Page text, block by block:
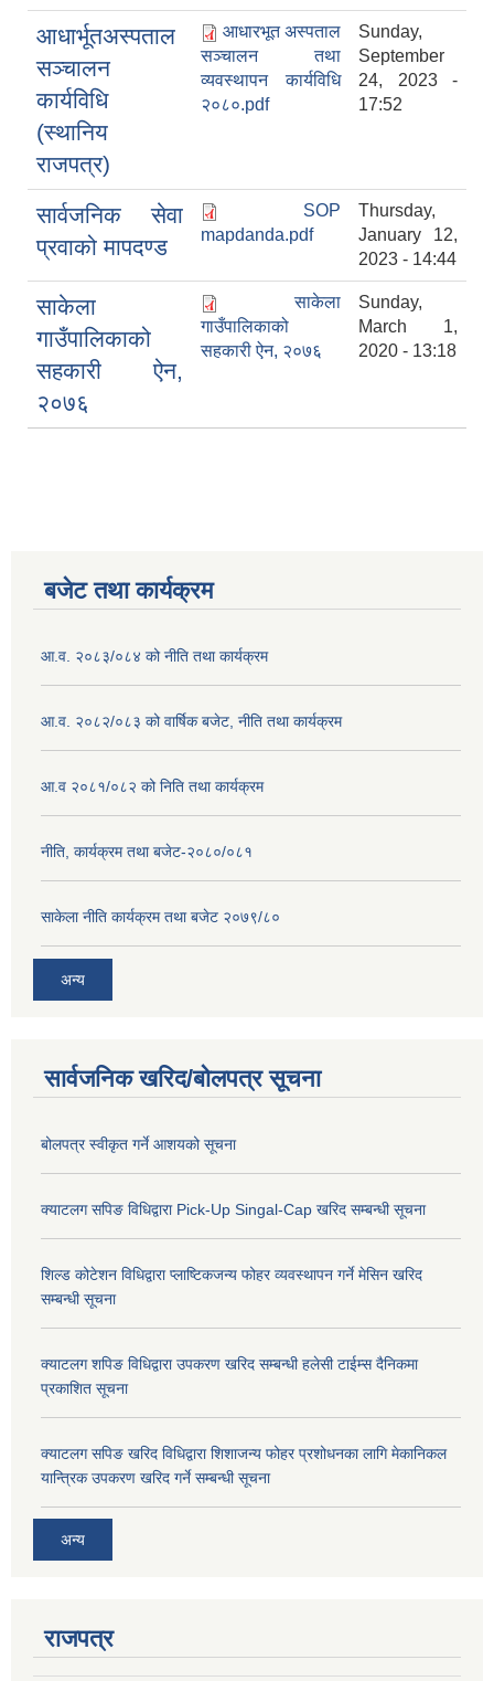
आधार्भूतअस्पताल
सञ्चालन
कार्यविधि
(स्थानिय
राजपत्र)
आधारभूत अस्पताल
सञ्चालन तथा
व्यवस्थापन कार्यविधि
२०८०.pdf
Sunday,
September
24, 2023 -
17:52
सार्वजनिक सेवा
प्रवाको मापदण्ड
SOP
mapdanda.pdf
Thursday,
January 12,
2023 - 14:44
साकेला
गाउँपालिकाको
सहकारी ऐन,
२०७६
साकेला
गाउँपालिकाको
सहकारी ऐन, २०७६
Sunday,
March 1,
2020 - 13:18
बजेट तथा कार्यक्रम
आ.व. २०८३/०८४ को नीति तथा कार्यक्रम
आ.व. २०८२/०८३ को वार्षिक बजेट, नीति तथा कार्यक्रम
आ.व २०८१/०८२ को निति तथा कार्यक्रम
नीति, कार्यक्रम तथा बजेट-२०८०/०८१
साकेला नीति कार्यक्रम तथा बजेट २०७९/८०
अन्य
सार्वजनिक खरिद/बोलपत्र सूचना
बोलपत्र स्वीकृत गर्ने आशयको सूचना
क्याटलग सपिङ विधिद्वारा Pick-Up Singal-Cap खरिद सम्बन्धी सूचना
शिल्ड कोटेशन विधिद्वारा प्लाष्टिकजन्य फोहर व्यवस्थापन गर्ने मेसिन खरिद
सम्बन्धी सूचना
क्याटलग शपिङ विधिद्वारा उपकरण खरिद सम्बन्धी हलेसी टाईम्स दैनिकमा
प्रकाशित सूचना
क्याटलग सपिङ खरिद विधिद्वारा शिशाजन्य फोहर प्रशोधनका लागि मेकानिकल
यान्त्रिक उपकरण खरिद गर्ने सम्बन्धी सूचना
अन्य
राजपत्र